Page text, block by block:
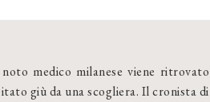
medico milanese viene ritrovato
giù da una scogliera. Il cronista di